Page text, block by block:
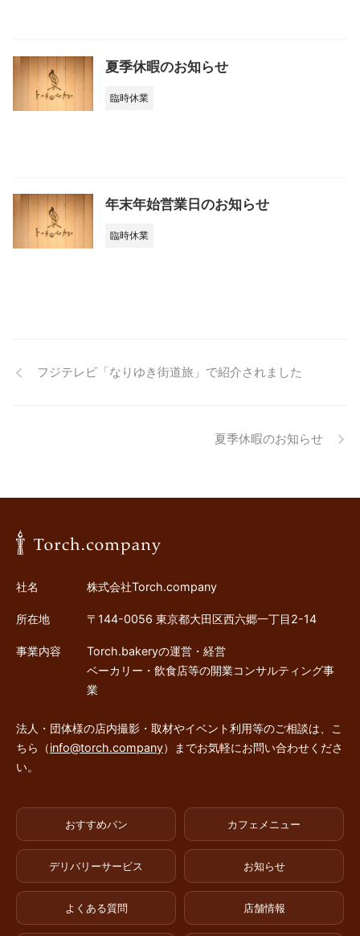
夏季休暇のお知らせ
臨時休業
年末年始営業日のお知らせ
臨時休業
フジテレビ「なりゆき街道旅」で紹介されました
夏季休暇のお知らせ
社名 株式会社Torch.company
所在地 〒144-0056 東京都大田区西六郷一丁目2-14
事業内容
Torch.bakeryの運営・経営
ベーカリー・飲食店等の開業コンサルティング事
業
法人・団体様の店内撮影・取材やイベント利用等のご相談は、こ
ちら（info@torch.company）までお気軽にお問い合わせくださ
い。
おすすめパン カフェメニュー
デリバリーサービス お知らせ
よくある質問 店舗情報